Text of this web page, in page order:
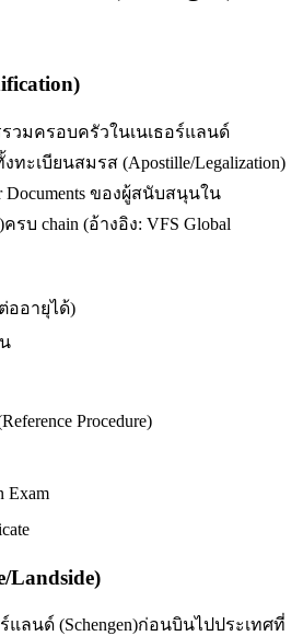
วมครอบครัวในเนเธอร์แลนด์
ทะเบียนสมรส (Apostille/Legalization)
Documents ของผู้สนับสนุนใน
รบ chain (อ้างอิง: VFS Global
ออายุได้)
Procedure)
Exam
Landside)
แลนด์ (Schengen)ก่อนบินไปประเทศที่